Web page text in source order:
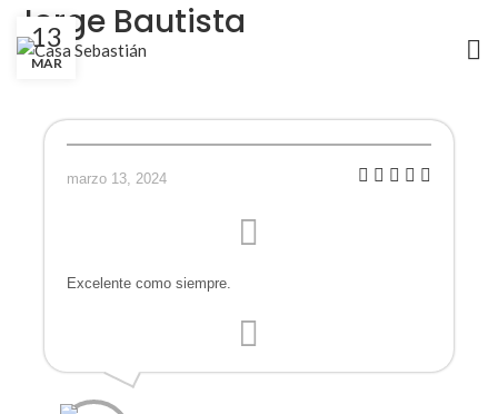
Jorge Bautista
13
MAR
marzo 13, 2024
Excelente como siempre.